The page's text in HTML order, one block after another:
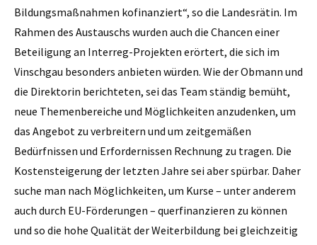
Bildungsmaßnahmen kofinanziert“, so die Landesrätin. Im
Rahmen des Austauschs wurden auch die Chancen einer
Beteiligung an Interreg-Projekten erörtert, die sich im
Vinschgau besonders anbieten würden. Wie der Obmann und
die Direktorin berichteten, sei das Team ständig bemüht,
neue Themenbereiche und Möglichkeiten anzudenken, um
das Angebot zu verbreitern und um zeitgemäßen
Bedürfnissen und Erfordernissen Rechnung zu tragen. Die
Kostensteigerung der letzten Jahre sei aber spürbar. Daher
suche man nach Möglichkeiten, um Kurse – unter anderem
auch durch EU-Förderungen – querfinanzieren zu können
und so die hohe Qualität der Weiterbildung bei gleichzeitig